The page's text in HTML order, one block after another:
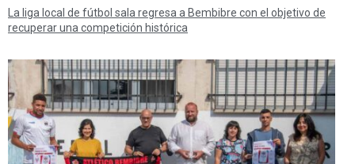
La liga local de fútbol sala regresa a Bembibre con el objetivo de
recuperar una competición histórica